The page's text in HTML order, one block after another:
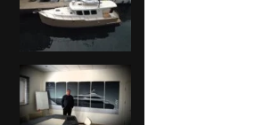
Yat Refit ve Bakımda